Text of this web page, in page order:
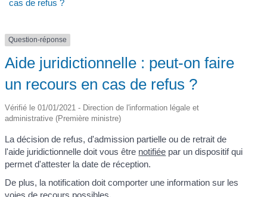
cas de refus ?
Question-réponse
Aide juridictionnelle : peut-on faire
un recours en cas de refus ?
Vérifié le 01/01/2021 - Direction de l'information légale et
administrative (Première ministre)
La décision de refus, d'admission partielle ou de retrait de
l'aide juridictionnelle doit vous être notifiée par un dispositif qui
permet d'attester la date de réception.
De plus, la notification doit comporter une information sur les